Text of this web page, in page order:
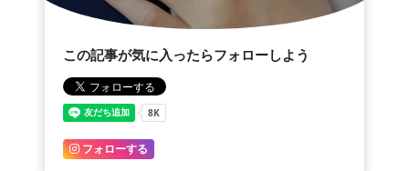
この記事が気に入ったらフォローしよう
フォローする